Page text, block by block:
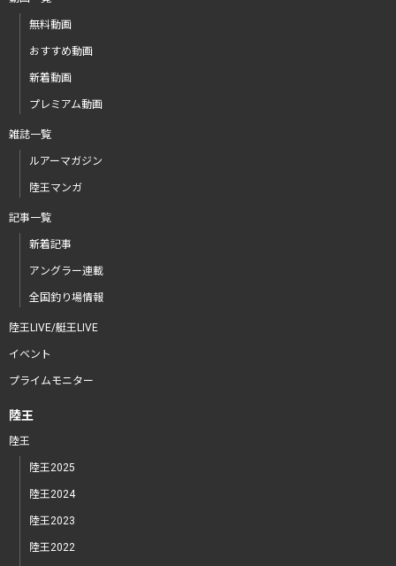
無料動画
おすすめ動画
新着動画
プレミアム動画
雑誌一覧
ルアーマガジン
陸王マンガ
記事一覧
新着記事
アングラー連載
全国釣り場情報
陸王LIVE/艇王LIVE
イベント
プライムモニター
陸王
陸王
陸王2025
陸王2024
陸王2023
陸王2022